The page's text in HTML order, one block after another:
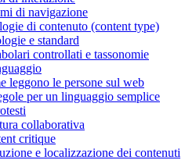
di navigazione
di contenuto (content type)
e standard
controllati e tassonomie
leggono le persone sul web
per un linguaggio semplice
collaborativa
critique
e localizzazione dei contenuti